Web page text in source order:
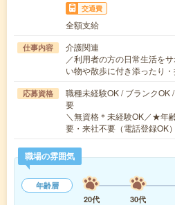
交通費
全額支給
仕事内容
介護関連
／利用者の方の日常生活を
い物や散歩に付き添ったり
応募資格
職種未経験OK / ブランクOK
要
＼無資格＊未経験OK／★年
要・来社不要（電話登録
職場の雰囲気
年齢層
20代
30代